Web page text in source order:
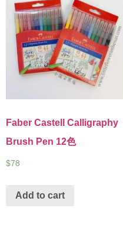
Faber Castell Calligraphy
Brush Pen 12色
$78
Add to cart